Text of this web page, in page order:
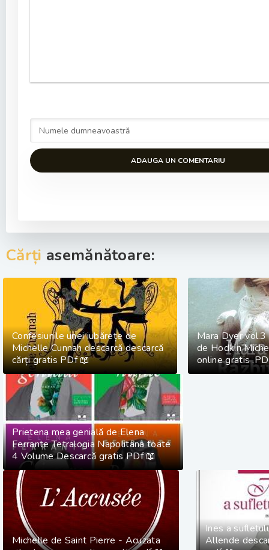
ADAUGA UN COMENTARIU
Cărți asemănătoare:
Confesiunile unei iubărețe de
Michelle Cunnah descarcă descarcă
cărți gratis PDf 📖
Mara Dyer vol.3
de Hodkin
online gratis
Prietena mea genială de Elena
Ferrante Tetralogia Napolitana toate
4 Volume Descarcă gratis PDf 📖
Michelle de Saint Pierre - Acuzata
Ines a
Allende